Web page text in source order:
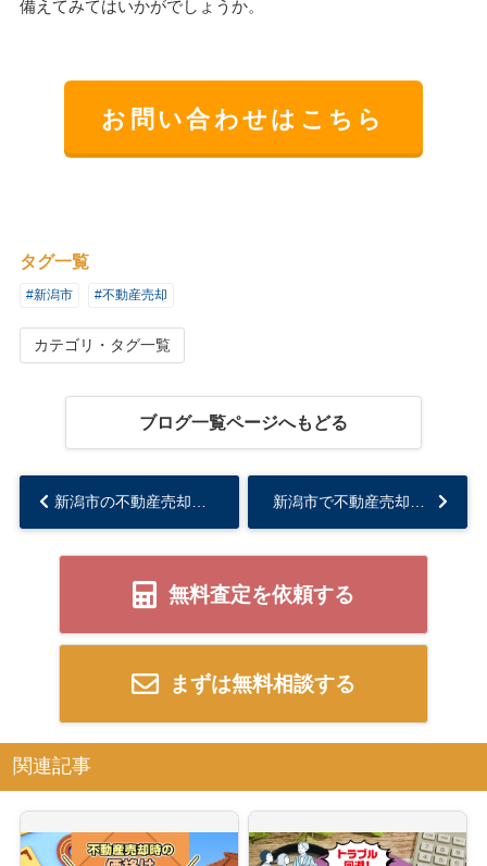
備えてみてはいかがでしょうか。
お問い合わせはこちら
タグ一覧
#新潟市 #不動産売却
カテゴリ・タグ一覧
ブログ一覧ページへもどる
無料査定を依頼する
まずは無料相談する
関連記事